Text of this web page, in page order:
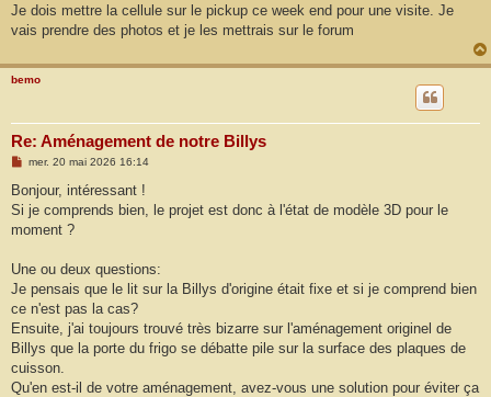
a
g
Je dois mettre la cellule sur le pickup ce week end pour une visite. Je
vais prendre des photos et je les mettrais sur le forum
bemo
Re: Aménagement de notre Billys
M
s
g
mer. 20 mai 2026 16:14
Bonjour, intéressant !
Si je comprends bien, le projet est donc à l'état de modèle 3D pour le
moment ?
Une ou deux questions:
Je pensais que le lit sur la Billys d'origine était fixe et si je comprend bien
ce n'est pas la cas?
Ensuite, j'ai toujours trouvé très bizarre sur l'aménagement originel de
Billys que la porte du frigo se débatte pile sur la surface des plaques de
cuisson.
Qu'en est-il de votre aménagement, avez-vous une solution pour éviter ça